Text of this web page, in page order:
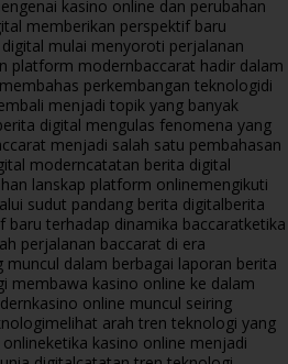
kasino online dan perubahan
memberikan perspektif baru
mulai menyoroti perjalanan
platform modernbaccarat hadir dalam
perkembangan teknologidi
menjadi topik yang banyak
digital mengulas fenomena yang
menjadi salah satu pembahasan
moderncatatan berita digital
lanskap platform onlinemengikuti
sudut pandang berita digitalberita
baru terhadap dinamika baccaratketika
perjalanan baccarat di era
muncul dalam berbagai laporan berita
membawa kasino online ke dalam
kasino online muncul seiring
melihat arah tren teknologi yang
ketika kasino online menjadi